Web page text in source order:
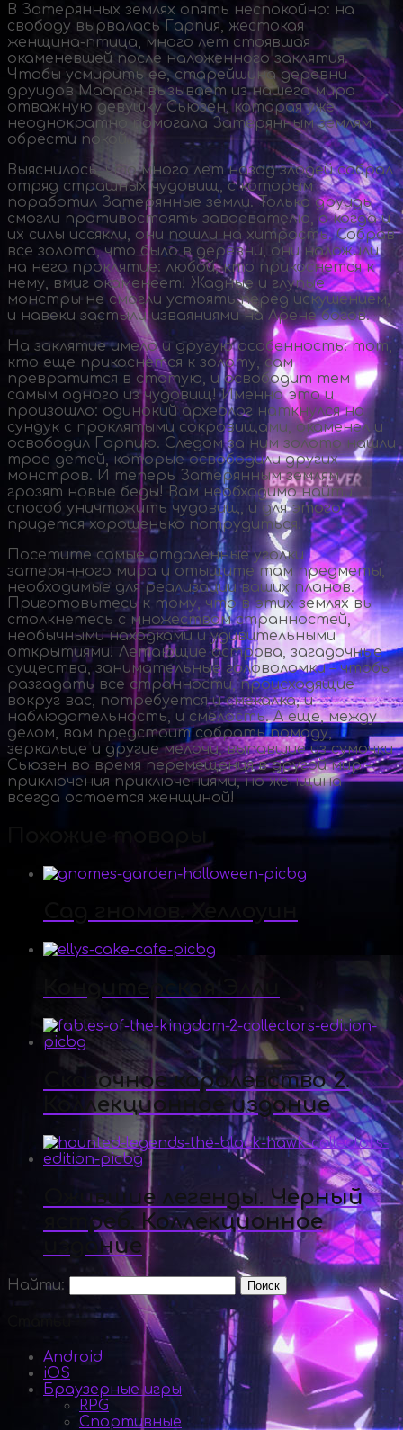
В Затерянных землях опять неспокойно: на
свободу вырвалась Гарпия, жестокая
женщина-птица, много лет стоявшая
окаменевшей после наложенного заклятия.
Чтобы усмирить ее, старейшина деревни
друидов Маарон вызывает из нашего мира
отважную девушку Сьюзен, которая уже
неоднократно помогала Затерянным землям
обрести покой.
Выяснилось, что много лет назад злодей собрал
отряд страшных чудовищ, с которым
поработил Затерянные земли. Только друиды
смогли противостоять завоевателю, а когда и
их силы иссякли, они пошли на хитрость. Собрав
все золото, что было в деревни, они наложили
на него проклятие: любой, кто прикоснется к
нему, вмиг окаменеет! Жадные и глупые
монстры не смогли устоять перед искушением,
и навеки застыли изваяниями на Арене богов.
На заклятие имело и другую особенность: тот,
кто еще прикоснется к золоту, сам
превратится в статую, и освободит тем
самым одного из чудовищ! Именно это и
произошло: одинокий археолог наткнулся на
сундук с проклятыми сокровищами, окаменел и
освободил Гарпию. Следом за ним золото нашли
трое детей, которые освободили других
монстров. И теперь Затерянным землям
грозят новые беды! Вам необходимо найти
способ уничтожить чудовищ, и для этого
придется хорошенько потрудиться!
Посетите самые отдаленные уголки
затерянного мира и отыщите там предметы,
необходимые для реализации ваших планов.
Приготовьтесь к тому, что в этих землях вы
столкнетесь с множеством странностей,
необычными находками и удивительными
открытиями! Летающие острова, загадочные
существа, занимательные головоломки – чтобы
разгадать все странности, происходящие
вокруг вас, потребуется и смекалка, и
наблюдательность, и смелость. А еще, между
делом, вам предстоит собрать помаду,
зеркальце и другие мелочи, выпавшие из сумочки
Сьюзен во время перемещения в другой мир –
приключения приключениями, но женщина
всегда остается женщиной!
Кондитерская Элли
Сказочное королевство 2.
Коллекционное издание
Ожившие легенды. Черный
ястреб. Коллекционное
издание
Найти:
Android
iOS
Браузерные игры
RPG
Спортивные